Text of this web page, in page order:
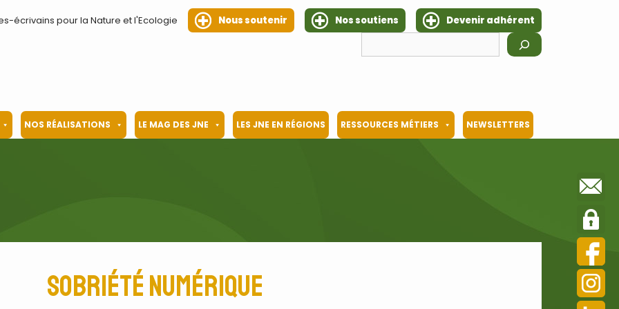
écrivains pour la Nature et l'Ecologie Nous soutenir Nos soutiens
Devenir adhérent
NOS RÉALISATIONS LE MAG DES JNE LES JNE EN RÉGIONS RESSOURCES MÉTIERS NEWSLETTERS
sobriété numérique